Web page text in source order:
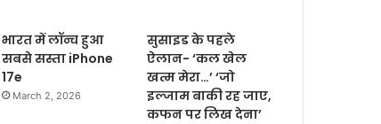
भारत में लॉन्च हुआ
सबसे सस्ता iPhone
17e
March 2, 2026
सुसाइड के पहले
ऐलान- ‘कल खेल
खत्म मेरा…’ ‘जो
इल्जाम बाकी रह जाए,
कफन पर लिख देना’